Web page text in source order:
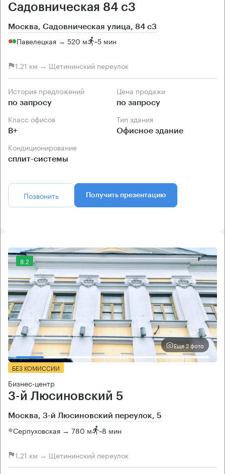
Садовническая 84 с3
Москва, Садовническая улица, 84 с3
Павелецкая → 520 м ~5 мин
1.21 км → Щетининский переулок
История предложений
по запросу
Цена продажи
по запросу
Класс офисов
B+
Тип здания
Офисное здание
Кондиционирование
сплит-системы
Позвонить Получить презентацию
8.2
Еще 2 фото
БЕЗ КОМИССИИ
Бизнес-центр
3-й Люсиновский 5
Москва, 3-й Люсиновский переулок, 5
Серпуховская → 780 м ~8 мин
1.21 км → Щетининский переулок